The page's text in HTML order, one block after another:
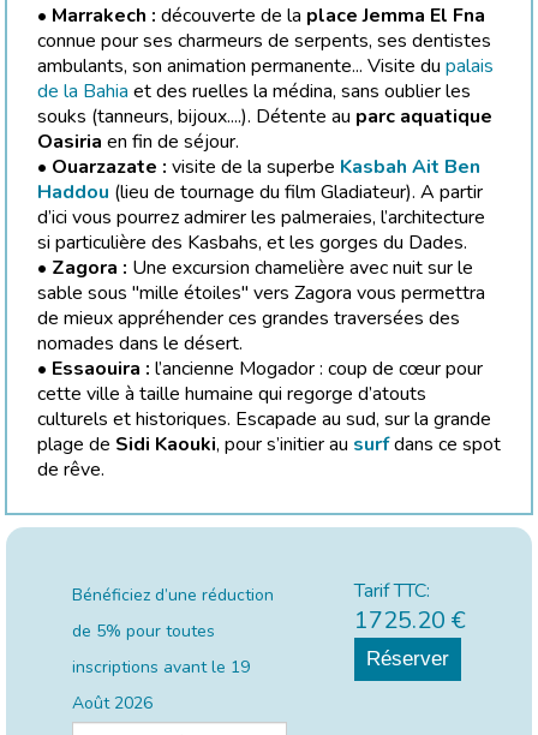
• Marrakech : découverte de la place Jemma El Fna
connue pour ses charmeurs de serpents, ses dentistes
ambulants, son animation permanente... Visite du palais
de la Bahia et des ruelles la médina, sans oublier les
souks (tanneurs, bijoux....). Détente au parc aquatique
Oasiria en fin de séjour.
• Ouarzazate : visite de la superbe Kasbah Ait Ben
Haddou (lieu de tournage du film Gladiateur). A partir
d’ici vous pourrez admirer les palmeraies, l’architecture
si particulière des Kasbahs, et les gorges du Dades.
• Zagora : Une excursion chamelière avec nuit sur le
sable sous "mille étoiles" vers Zagora vous permettra
de mieux appréhender ces grandes traversées des
nomades dans le désert.
• Essaouira : l’ancienne Mogador : coup de cœur pour
cette ville à taille humaine qui regorge d’atouts
culturels et historiques. Escapade au sud, sur la grande
plage de Sidi Kaouki, pour s’initier au surfdans ce spot
de rêve.
Bénéficiez d’une réduction
de 5% pour toutes
inscriptions avant le 19
Août 2026
Tarif TTC:
1725.20 €
Réserver